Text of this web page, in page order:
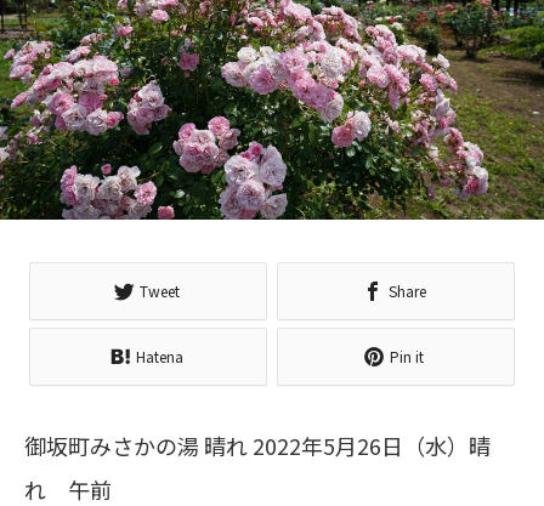
Tweet Share
Hatena Pin it
御坂町みさかの湯 晴れ 2022年5月26日（水）晴
れ 午前